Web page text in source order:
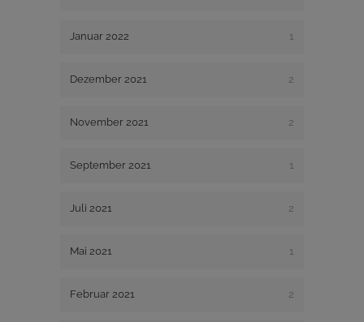
Januar 2022 1
Dezember 2021 2
November 2021 2
September 2021 1
Juli 2021 2
Mai 2021 1
Februar 2021 2